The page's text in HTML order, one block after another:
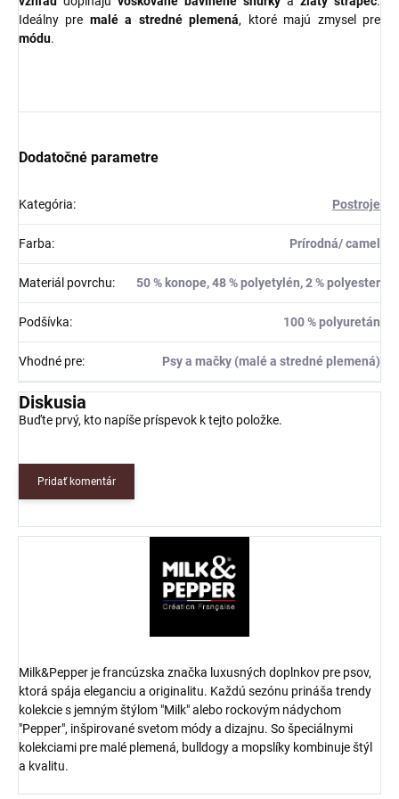
Ideálny pre malé a stredné plemená, ktoré majú zmysel pre
módu.
Dodatočné parametre
Kategória: Postroje
Farba: Prírodná/ camel
Materiál povrchu: 50 % konope, 48 % polyetylén, 2 % polyester
Podšívka: 100 % polyuretán
Vhodné pre: Psy a mačky (malé a stredné plemená)
Diskusia
Buďte prvý, kto napíše príspevok k tejto položke.
Pridať komentár
Milk&Pepper je francúzska značka luxusných doplnkov pre psov,
ktorá spája eleganciu a originalitu. Každú sezónu prináša trendy
kolekcie s jemným štýlom "Milk" alebo rockovým nádychom
"Pepper", inšpirované svetom módy a dizajnu. So špeciálnymi
kolekciami pre malé plemená, bulldogy a mopslíky kombinuje štýl
a kvalitu.